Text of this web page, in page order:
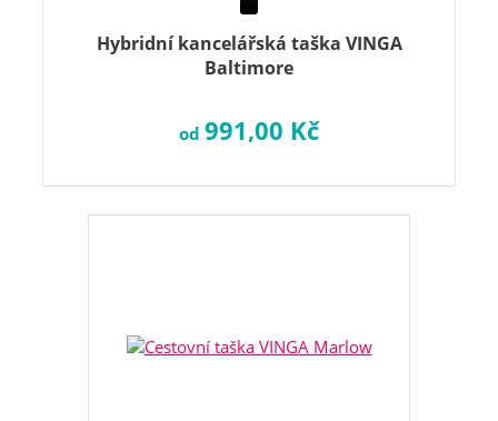
Hybridní kancelářská taška VINGA
Baltimore
od 991,00 Kč